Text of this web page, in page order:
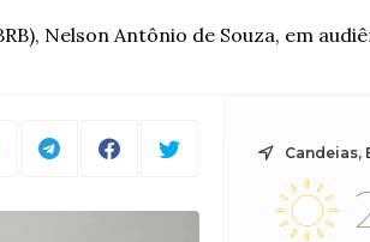
Nelson Antônio de Souza, em
Candeias,